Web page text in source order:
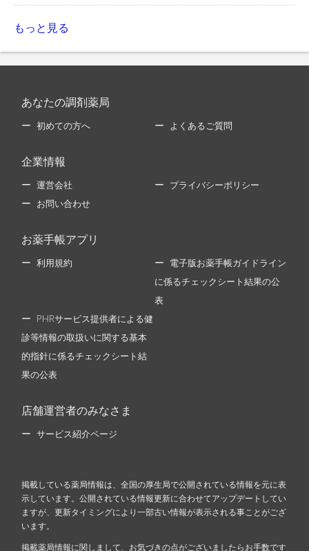
もっと見る
あなたの調剤薬局
初めての方へ よくあるご質問
企業情報
運営会社 プライバシーポリシー
お問い合わせ
お薬手帳アプリ
利用規約 電子版お薬手帳ガイドライン
に係るチェックシート結果の公
表
PHRサービス提供者による健
診等情報の取扱いに関する基本
的指針に係るチェックシート結
果の公表
店舗運営者のみなさま
サービス紹介ページ
掲載している薬局情報は、全国の厚生局で公開されている情報を元に表
示しています。公開されている情報更新に合わせてアップデートしてい
ますが、更新タイミングにより一部古い情報が表示される事ことがござ
います。
掲載薬局情報に関しまして、お気づきの点がございましたらお手数です